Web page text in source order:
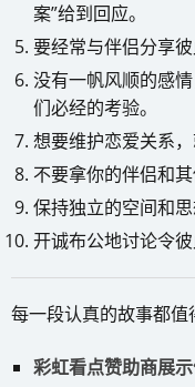
案”给到回应。
要经常与伴侣分享彼
没有一帆风顺的感
们必经的考验。
想要维护恋爱关系
不要拿你的伴侣和
保持独立的空间和
开诚布公地讨论令
每一段认真的故事都值
彩虹看点赞助商展